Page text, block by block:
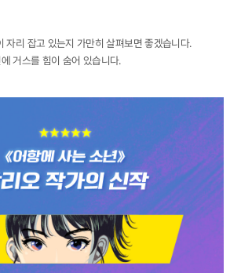
자리 잡고 있는지 가만히 살펴보면 좋겠습니다.
거스를 힘이 숨어 있습니다.